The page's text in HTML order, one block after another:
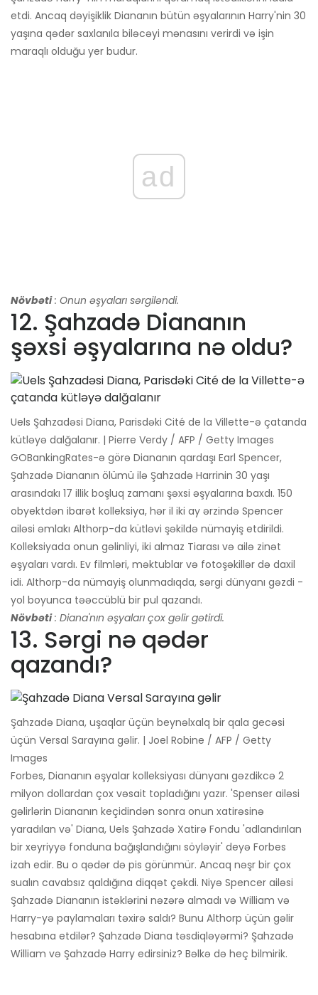
etdi. Ancaq dəyişiklik Diananın bütün əşyalarının Harry'nin 30
yaşına qədər saxlanıla biləcəyi mənasını verirdi və işin
maraqlı olduğu yer budur.
ad
Növbəti : Onun əşyaları sərgiləndi.
12. Şahzadə Diananın
şəxsi əşyalarına nə oldu?
Uels Şahzadəsi Diana, Parisdəki Cité de la Villette-ə çatanda
kütləyə dalğalanır. | Pierre Verdy / AFP / Getty Images
GOBankingRates-ə görə Diananın qardaşı Earl Spencer,
Şahzadə Diananın ölümü ilə Şahzadə Harrinin 30 yaşı
arasındakı 17 illik boşluq zamanı şəxsi əşyalarına baxdı. 150
obyektdən ibarət kolleksiya, hər il iki ay ərzində Spencer
ailəsi əmlakı Althorp-da kütləvi şəkildə nümayiş etdirildi.
Kolleksiyada onun gəlinliyi, iki almaz Tiarası və ailə zinət
əşyaları vardı. Ev filmləri, məktublar və fotoşəkillər də daxil
idi. Althorp-da nümayiş olunmadıqda, sərgi dünyanı gəzdi -
yol boyunca təəccüblü bir pul qazandı.
Növbəti : Diana'nın əşyaları çox gəlir gətirdi.
13. Sərgi nə qədər
qazandı?
Şahzadə Diana, uşaqlar üçün beynəlxalq bir qala gecəsi
üçün Versal Sarayına gəlir. | Joel Robine / AFP / Getty
Images
Forbes, Diananın əşyalar kolleksiyası dünyanı gəzdikcə 2
milyon dollardan çox vəsait topladığını yazır. 'Spenser ailəsi
gəlirlərin Diananın keçidindən sonra onun xatirəsinə
yaradılan və' Diana, Uels Şahzadə Xatirə Fondu 'adlandırılan
bir xeyriyyə fonduna bağışlandığını söyləyir' deyə Forbes
izah edir. Bu o qədər də pis görünmür. Ancaq nəşr bir çox
sualın cavabsız qaldığına diqqət çəkdi. Niyə Spencer ailəsi
Şahzadə Diananın istəklərini nəzərə almadı və William və
Harry-yə paylamaları təxirə saldı? Bunu Althorp üçün gəlir
hesabına etdilər? Şahzadə Diana təsdiqləyərmi? Şahzadə
William və Şahzadə Harry edirsiniz? Bəlkə də heç bilmirik.